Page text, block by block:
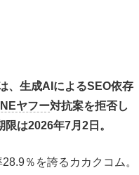
、生成AIによるSEO依存
ヤフー対抗案を拒否し
は2026年7月2日。
％を誇るカカクコム。